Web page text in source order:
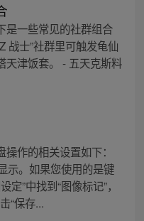
是一些常见的社群组合
战士”社群里可触发龟仙
天津饭套。 - 五天克斯料
作的相关设置如下：
示。如果您使用的是键
”中找到“图像标记”，
“保存...